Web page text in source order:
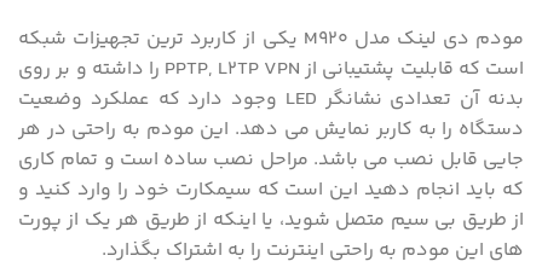
مودم دی لینک مدل M920 یکی از کاربرد ترین تجهیزات شبکه
است که قابلیت پشتیبانی از PPTP, L2TP VPN را داشته و بر روی
بدنه آن تعدادی نشانگر LED وجود دارد که عملکرد وضعیت
دستگاه را به کاربر نمایش می دهد. این مودم به راحتی در هر
جایی قابل نصب می باشد. مراحل نصب ساده است و تمام کاری
که باید انجام دهید این است که سیمکارت خود را وارد کنید و
از طریق بی سیم متصل شوید، یا اینکه از طریق هر یک از پورت
های این مودم به راحتی اینترنت را به اشتراک بگذارد.